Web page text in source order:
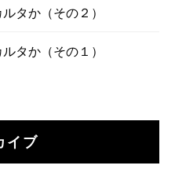
タか（その２）
タか（その１）
イブ